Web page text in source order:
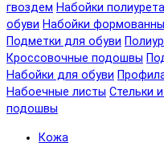
гвоздем Набойки
обуви Набойки
Подметки для обуви
Кроссовочные подошвы
Набойки для обуви
Набоечные листы Стельки
подошвы
Кожа